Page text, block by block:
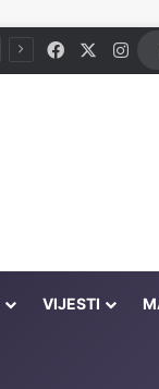
Facebook
VIJESTI